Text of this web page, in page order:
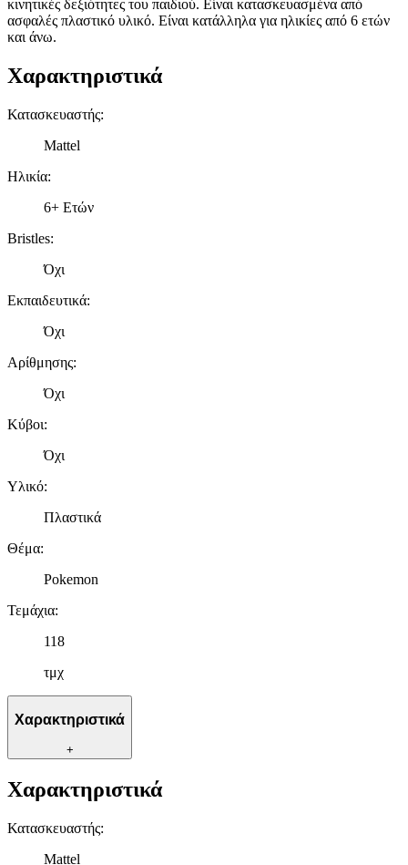
κινητικές δεξιότητες του παιδιού. Είναι κατασκευασμένα από
ασφαλές πλαστικό υλικό. Είναι κατάλληλα για ηλικίες από 6 ετών
και άνω.
Χαρακτηριστικά
Κατασκευαστής:
Mattel
Ηλικία:
6+ Ετών
Bristles:
Όχι
Εκπαιδευτικά:
Όχι
Αρίθμησης:
Όχι
Κύβοι:
Όχι
Υλικό:
Πλαστικά
Θέμα:
Pokemon
Τεμάχια:
118
τμχ
Χαρακτηριστικά
+
Χαρακτηριστικά
Κατασκευαστής:
Mattel